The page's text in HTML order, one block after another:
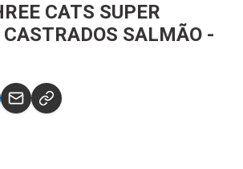
CATS SUPER
SALMÃO -